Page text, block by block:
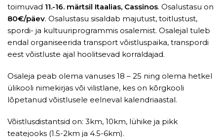
toimuvad 11.-16. märtsil Itaalias, Cassinos. Osalustasu on
80€/päev. Osalustasu sisaldab majutust, toitlustust,
spordi- ja kultuuriprogrammis osalemist. Osalejal tuleb
endal organiseerida transport võistluspaika, transpordi
eest võistluste ajal hoolitsevad korraldajad.
Osaleja peab olema vanuses 18 – 25 ning olema hetkel
ülikooli nimekirjas või vilistlane, kes on kõrgkooli
lõpetanud võistlusele eelneval kalendriaastal.
Võistlusdistantsid on: 3km, 10km, lühike ja pikk
teatejooks (1.5-2km ja 4.5-6km).